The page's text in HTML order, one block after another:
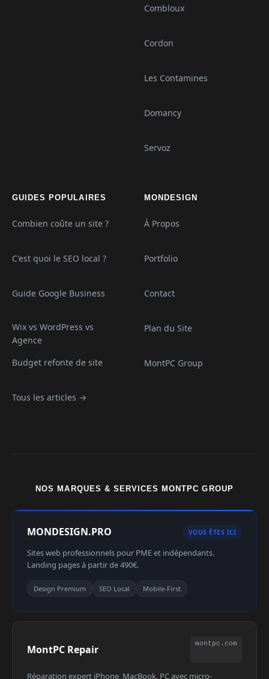
Combloux
Cordon
Les Contamines
Domancy
Servoz
GUIDES POPULAIRES
Combien coûte un site ?
C'est quoi le SEO local ?
Guide Google Business
Wix vs WordPress vs
Agence
Budget refonte de site
Tous les articles →
MONDESIGN
À Propos
Portfolio
Contact
Plan du Site
MontPC Group
NOS MARQUES & SERVICES MONTPC GROUP
MONDESIGN.PRO VOUS ÊTES ICI
Sites web professionnels pour PME et indépendants.
Landing pages à partir de 490€.
Design Premium SEO Local Mobile-First
MontPC Repair montpc.com
Réparation expert iPhone, MacBook, PC avec micro-